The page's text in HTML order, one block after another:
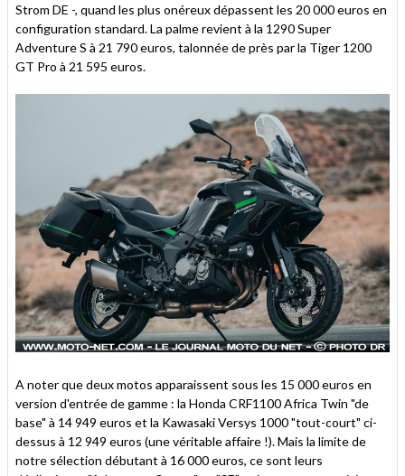
Strom DE -, quand les plus onéreux dépassent les 20 000 euros en
configuration standard. La palme revient à la 1290 Super
Adventure S à 21 790 euros, talonnée de près par la Tiger 1200
GT Pro à 21 595 euros.
A noter que deux motos apparaissent sous les 15 000 euros en
version d'entrée de gamme : la Honda CRF1100 Africa Twin "de
base" à 14 949 euros et la Kawasaki Versys 1000 "tout-court" ci-
dessus à 12 949 euros (une véritable affaire !). Mais la limite de
notre sélection débutant à 16 000 euros, ce sont leurs